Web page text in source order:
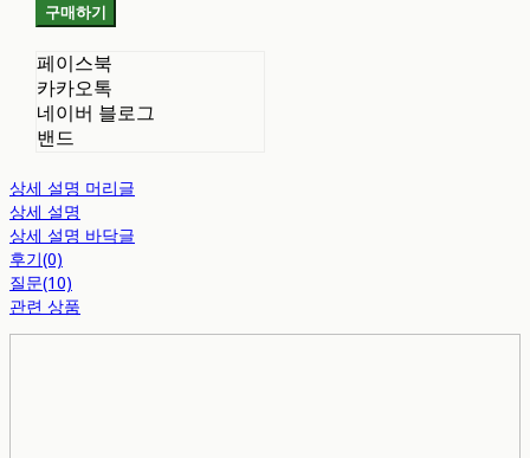
구매하기
페이스북
카카오톡
네이버 블로그
밴드
상세 설명 머리글
상세 설명
상세 설명 바닥글
후기(0)
질문(10)
관련 상품